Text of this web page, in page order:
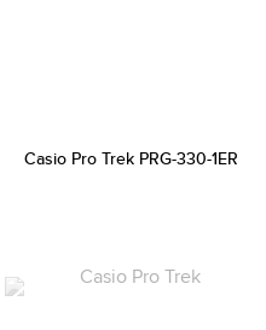
Casio Pro Trek PRG-330-1ER